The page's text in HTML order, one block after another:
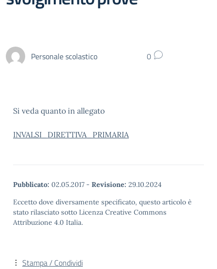
Personale scolastico 0
Si veda quanto in allegato
INVALSI_DIRETTIVA_PRIMARIA
Pubblicato: 02.05.2017 - Revisione: 29.10.2024
Eccetto dove diversamente specificato, questo articolo è
stato rilasciato sotto Licenza Creative Commons
Attribuzione 4.0 Italia.
Stampa / Condividi